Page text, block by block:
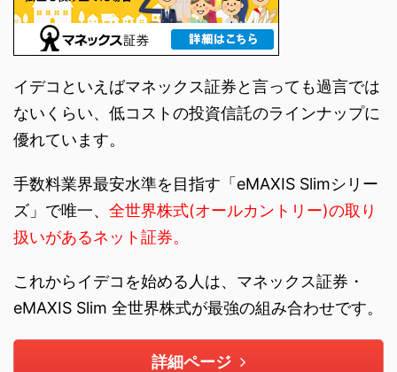
イデコといえばマネックス証券と言っても過言では
ないくらい、低コストの投資信託のラインナップに
優れています。
手数料業界最安水準を目指す「eMAXIS Slimシリー
ズ」で唯一、 全世界株式(オールカントリー)の取り
扱いがあるネット証券。
これからイデコを始める人は、マネックス証券・
eMAXIS Slim 全世界株式が最強の組み合わせです。
詳細ページ